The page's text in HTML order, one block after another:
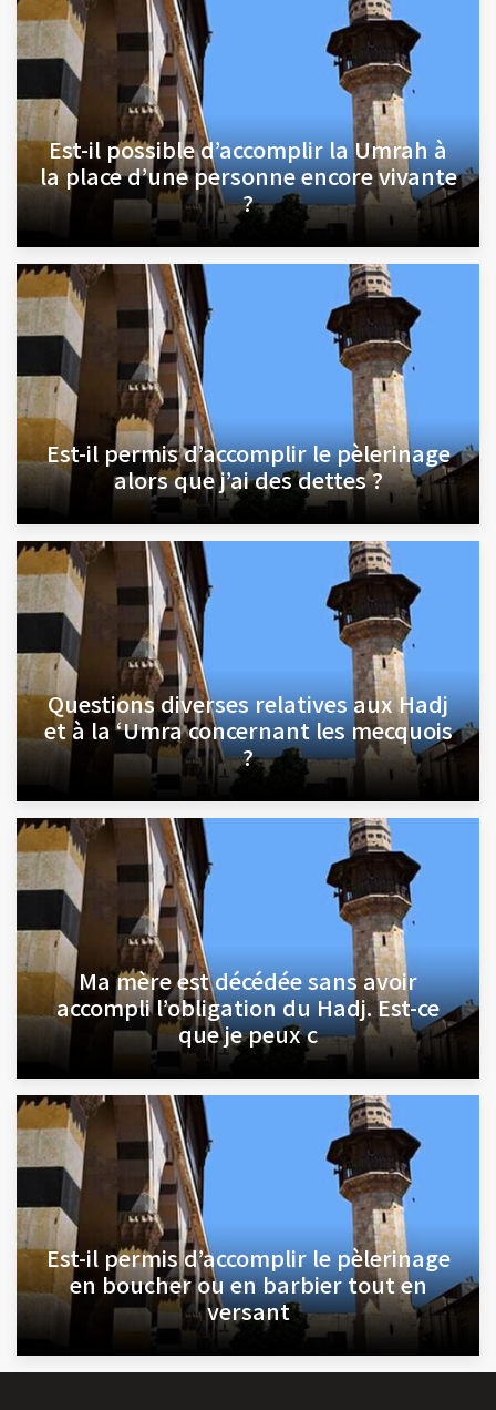
Est-il possible d’accomplir la Umrah à
la place d’une personne encore vivante
?
Est-il permis d’accomplir le pèlerinage
alors que j’ai des dettes ?
Questions diverses relatives aux Hadj
et à la ‘Umra concernant les mecquois
?
Ma mère est décédée sans avoir
accompli l’obligation du Hadj. Est-ce
que je peux c
Est-il permis d’accomplir le pèlerinage
en boucher ou en barbier tout en
versant